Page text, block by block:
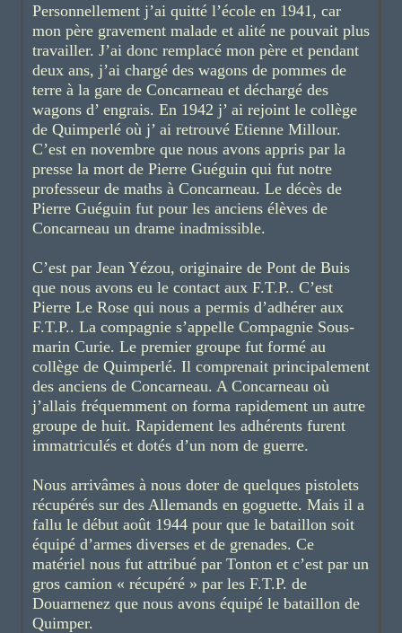
Personnellement j’ai quitté l’école en 1941, car
mon père gravement malade et alité ne pouvait plus
travailler. J’ai donc remplacé mon père et pendant
deux ans, j’ai chargé des wagons de pommes de
terre à la gare de Concarneau et déchargé des
wagons d’ engrais. En 1942 j’ ai rejoint le collège
de Quimperlé où j’ ai retrouvé Etienne Millour.
C’est en novembre que nous avons appris par la
presse la mort de Pierre Guéguin qui fut notre
professeur de maths à Concarneau. Le décès de
Pierre Guéguin fut pour les anciens élèves de
Concarneau un drame inadmissible.
C’est par Jean Yézou, originaire de Pont de Buis
que nous avons eu le contact aux F.T.P.. C’est
Pierre Le Rose qui nous a permis d’adhérer aux
F.T.P.. La compagnie s’appelle Compagnie Sous-
marin Curie. Le premier groupe fut formé au
collège de Quimperlé. Il comprenait principalement
des anciens de Concarneau. A Concarneau où
j’allais fréquemment on forma rapidement un autre
groupe de huit. Rapidement les adhérents furent
immatriculés et dotés d’un nom de guerre.
Nous arrivâmes à nous doter de quelques pistolets
récupérés sur des Allemands en goguette. Mais il a
fallu le début août 1944 pour que le bataillon soit
équipé d’armes diverses et de grenades. Ce
matériel nous fut attribué par Tonton et c’est par un
gros camion « récupéré » par les F.T.P. de
Douarnenez que nous avons équipé le bataillon de
Quimper.